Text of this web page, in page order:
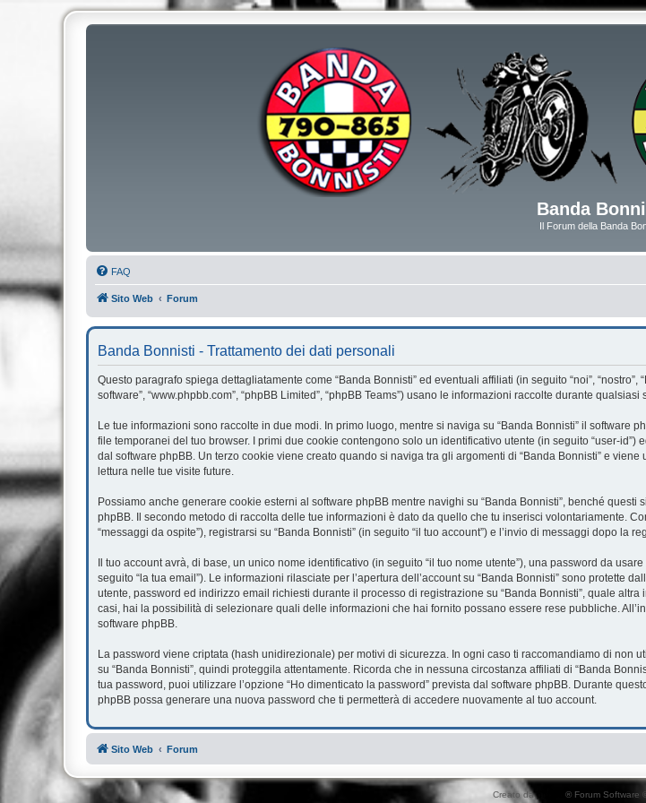
Banda
Il Forum della Banda
FAQ
Sito Web Forum
Banda Bonnisti - Trattamento dei dati personali
Questo paragrafo spiega dettagliatamente come “Banda Bonnisti” ed eventuali affiliati (in seguito “noi”, “nostro”,
software”, “www.phpbb.com”, “phpBB Limited”, “phpBB Teams”) usano le informazioni raccolte durante
Le tue informazioni sono raccolte in due modi. In primo luogo, mentre si naviga su “Banda Bonnisti” il
file temporanei del tuo browser. I primi due cookie contengono solo un identificativo utente (in seguito “user-
dal software phpBB. Un terzo cookie viene creato quando si naviga tra gli argomenti di “Banda Bonnisti” e
lettura nelle tue visite future.
Possiamo anche generare cookie esterni al software phpBB mentre navighi su “Banda Bonnisti”, benché
phpBB. Il secondo metodo di raccolta delle tue informazioni è dato da quello che tu inserisci volontariamente.
“messaggi da ospite”), registrarsi su “Banda Bonnisti” (in seguito “il tuo account”) e l’invio di messaggi dopo la
Il tuo account avrà, di base, un unico nome identificativo (in seguito “il tuo nome utente”), una password da
seguito “la tua email”). Le informazioni rilasciate per l’apertura dell’account su “Banda Bonnisti” sono protette
utente, password ed indirizzo email richiesti durante il processo di registrazione su “Banda Bonnisti”, quale
casi, hai la possibilità di selezionare quali delle informazioni che hai fornito possano essere rese pubbliche.
software phpBB.
La password viene criptata (hash unidirezionale) per motivi di sicurezza. In ogni caso ti raccomandiamo di non
su “Banda Bonnisti”, quindi proteggila attentamente. Ricorda che in nessuna circostanza affiliati di “Banda
tua password, puoi utilizzare l’opzione “Ho dimenticato la password” prevista dal software phpBB. Durante
phpBB possa generare una nuova password che ti permetterà di accedere nuovamente al tuo account.
Sito Web Forum
Creato daphpBB ® Forum Software